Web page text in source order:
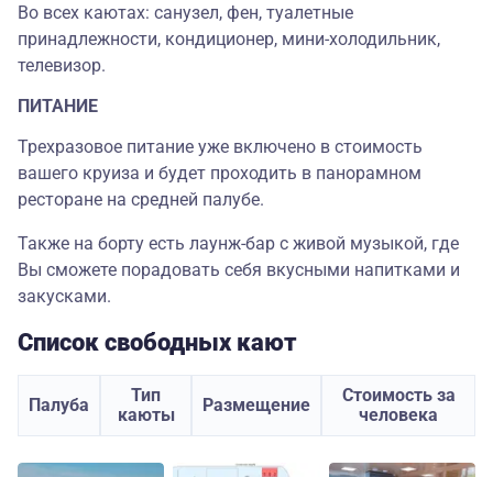
Во всех каютах: санузел, фен, туалетные
принадлежности, кондиционер, мини-холодильник,
телевизор.
ПИТАНИЕ
Трехразовое питание уже включено в стоимость
вашего круиза и будет проходить в панорамном
ресторане на средней палубе.
Также на борту есть лаунж-бар с живой музыкой, где
Вы сможете порадовать себя вкусными напитками и
закусками.
Список свободных кают
Палуба
Тип
каюты
Размещение
Стоимость за
человека